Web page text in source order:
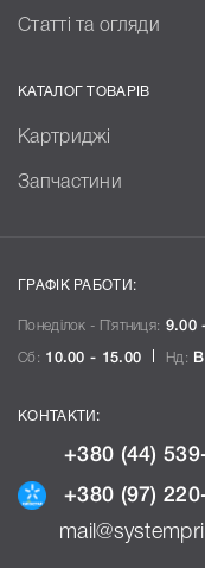
Статті та огляди
КАТАЛОГ ТОВАРІВ
Картриджі
Запчастини
ГРАФІК РАБОТИ:
Понеділок - П`ятниця: 9.00
Сб: 10.00 - 15.00 Нд:
КОНТАКТИ:
+380 (44)
+380 (97)